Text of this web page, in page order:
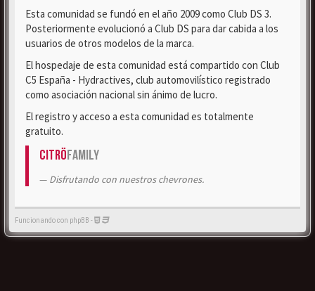
Esta comunidad se fundó en el año 2009 como Club DS 3.
Posteriormente evolucionó a Club DS para dar cabida a los
usuarios de otros modelos de la marca.
El hospedaje de esta comunidad está compartido con Club
C5 España - Hydractives, club automovilístico registrado
como asociación nacional sin ánimo de lucro.
El registro y acceso a esta comunidad es totalmente
gratuito.
CitröFamily
Disfrutando con nuestros chevrones.
Funcionando con phpBB -